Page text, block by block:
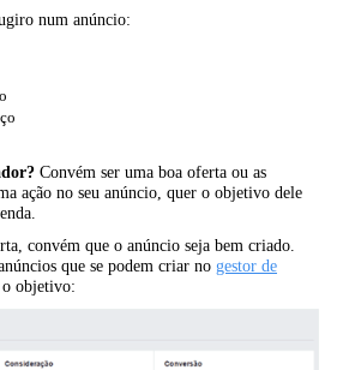
num anúncio:
Convém ser uma boa oferta ou as
ação no seu anúncio, quer o objetivo dele
convém que o anúncio seja bem criado.
que se podem criar no gestor de
o objetivo: